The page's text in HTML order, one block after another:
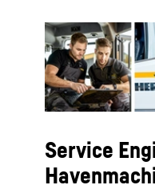
Service